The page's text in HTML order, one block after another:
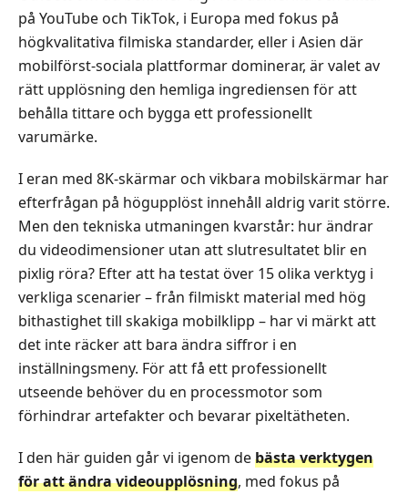
på YouTube och TikTok, i Europa med fokus på
högkvalitativa filmiska standarder, eller i Asien där
mobilförst-sociala plattformar dominerar, är valet av
rätt upplösning den hemliga ingrediensen för att
behålla tittare och bygga ett professionellt
varumärke.
I eran med 8K-skärmar och vikbara mobilskärmar har
efterfrågan på högupplöst innehåll aldrig varit större.
Men den tekniska utmaningen kvarstår: hur ändrar
du videodimensioner utan att slutresultatet blir en
pixlig röra? Efter att ha testat över 15 olika verktyg i
verkliga scenarier – från filmiskt material med hög
bithastighet till skakiga mobilklipp – har vi märkt att
det inte räcker att bara ändra siffror i en
inställningsmeny. För att få ett professionellt
utseende behöver du en processmotor som
förhindrar artefakter och bevarar pixeltätheten.
I den här guiden går vi igenom debästa verktygen
för att ändra videoupplösning, med fokus på